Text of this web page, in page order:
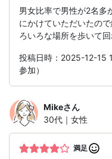
男女比率で男性が2名多
にかけていただいたの
ろいろな場所を歩いて
投稿日時：2025-12-15
参加）
Mikeさん
30代｜女性
満足